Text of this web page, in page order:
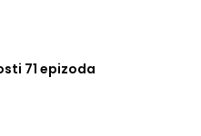
71 epizoda